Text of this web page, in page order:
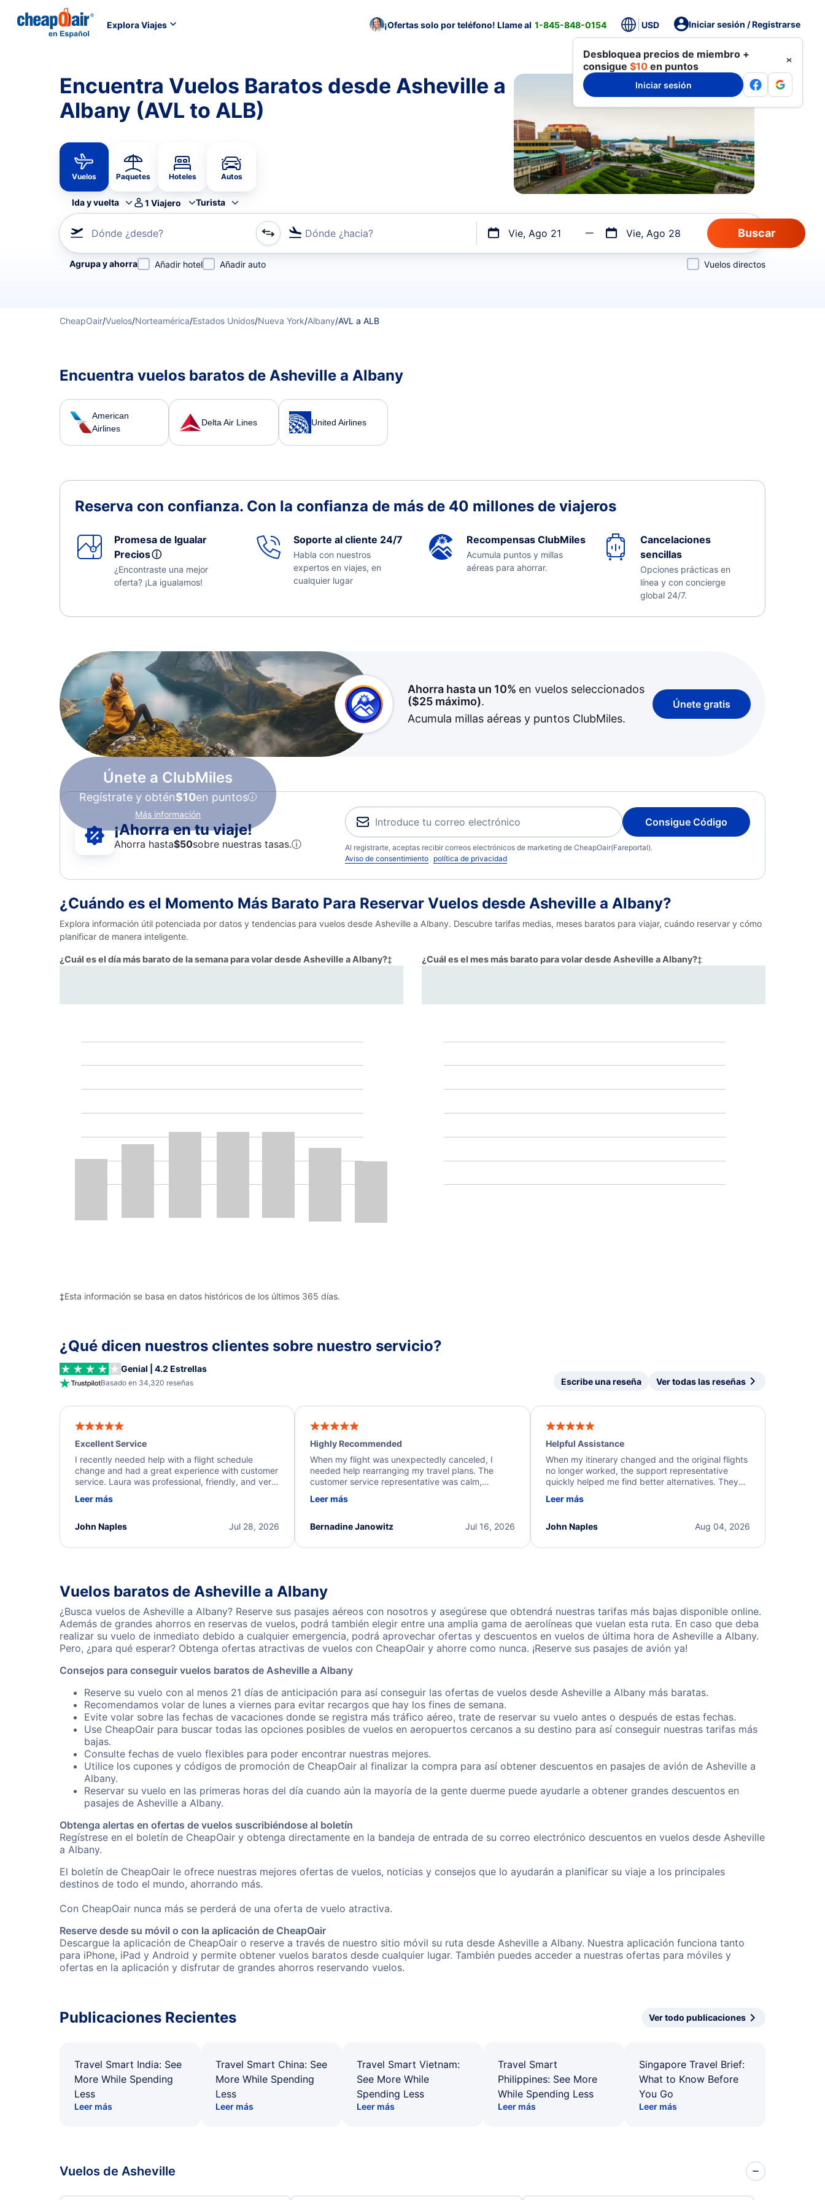
Explora Viajes ¡Ofertas solo por teléfono! Llame al 1-845-848-0154 USD Iniciar sesión / Registrarse
Desbloquea precios de miembro +
consigue $10 en puntos
Iniciar sesión
Encuentra Vuelos Baratos desde Asheville a
Albany (AVL to ALB)
Vuelos Paquetes Hoteles Autos
Ida y vuelta 1 Viajero Turista
Dónde ¿desde? Dónde ¿hacia? Vie, Ago 21 Vie, Ago 28
Refina tu búsqueda por aerolínea, por ciudad o aeropuerto o por vuelos directos
Agrupa y ahorra Añadir hotel Añadir auto Vuelos directos
CheapOair/Vuelos/Norteamérica/Estados Unidos/Nueva York/Albany/AVL a ALB
Encuentra vuelos baratos de Asheville a Albany
American
Airlines
Delta Air Lines United Airlines
Reserva con confianza. Con la confianza de más de 40 millones de viajeros
Promesa de Igualar
Preciosⓘ
¿Encontraste una mejor
oferta? ¡La igualamos!
Soporte al cliente 24/7
Habla con nuestros
expertos en viajes, en
cualquier lugar
Recompensas ClubMiles
Acumula puntos y millas
aéreas para ahorrar.
Cancelaciones
sencillas
Opciones prácticas en
línea y con concierge
global 24/7.
Únete a ClubMiles
Regístrate y obtén$10en puntos
Más información
Ahorra hasta un 10% en vuelos seleccionados
($25máximo).
Acumula millas aéreas y puntos ClubMiles.
Únete gratis
¡Ahorra en tu viaje!
Ahorra hasta$50sobre nuestras tasas.ⓘ
Consigue Código
Al registrarte, aceptas recibir correos electrónicos de marketing de CheapOair(Fareportal).
Aviso de consentimiento política de privacidad
¿Cuándo es el Momento Más Barato Para Reservar Vuelos desde Asheville a Albany?
Explora información útil potenciada por datos y tendencias para vuelos desde Asheville a Albany. Descubre tarifas medias, meses baratos para viajar, cuándo reservar y cómo
planificar de manera inteligente.
¿Cuál es el día más barato de la semana para volar desde Asheville a Albany?‡ ¿Cuál es el mes más barato para volar desde Asheville a Albany?‡
‡Esta información se basa en datos históricos de los últimos 365 días.
¿Qué dicen nuestros clientes sobre nuestro servicio?
Genial | 4.2 Estrellas
Basado en 34,320 reseñas Escribe una reseña Ver todas las reseñas
Excellent Service
I recently needed help with a flight schedule
change and had a great experience with customer
service. Laura was professional, friendly, and very
a solution and kept me informed of the next steps.
Leer más
Jul 28, 2026
John Naples
Highly Recommended
When my flight was unexpectedly canceled, I
needed help rearranging my travel plans. The
customer service representative was calm,
process. They quickly found alternative flight
I truly appreciate the excellent support and
Leer más
Jul 16, 2026
Bernadine Janowitz
Helpful Assistance
When my itinerary changed and the original flights
no longer worked, the support representative
quickly helped me find better alternatives. They
beyond to resolve the issue. I'm grateful for the
Leer más
Aug 04, 2026
John Naples
Vuelos baratos de Asheville a Albany
¿Busca vuelos de Asheville a Albany? Reserve sus pasajes aéreos con nosotros y asegúrese que obtendrá nuestras tarifas más bajas disponible online.
Además de grandes ahorros en reservas de vuelos, podrá también elegir entre una amplia gama de aerolíneas que vuelan esta ruta. En caso que deba
realizar su vuelo de inmediato debido a cualquier emergencia, podrá aprovechar ofertas y descuentos en vuelos de última hora de Asheville a Albany.
Pero, ¿para qué esperar? Obtenga ofertas atractivas de vuelos con CheapOair y ahorre como nunca. ¡Reserve sus pasajes de avión ya!
Consejos para conseguir vuelos baratos de Asheville a Albany
Reserve su vuelo con al menos 21 días de anticipación para así conseguir las ofertas de vuelos desde Asheville a Albany más baratas.
Recomendamos volar de lunes a viernes para evitar recargos que hay los fines de semana.
Evite volar sobre las fechas de vacaciones donde se registra más tráfico aéreo, trate de reservar su vuelo antes o después de estas fechas.
Use CheapOair para buscar todas las opciones posibles de vuelos en aeropuertos cercanos a su destino para así conseguir nuestras tarifas más
bajas.
Consulte fechas de vuelo flexibles para poder encontrar nuestras mejores.
Utilice los cupones y códigos de promoción de CheapOair al finalizar la compra para así obtener descuentos en pasajes de avión de Asheville a
Albany.
Reservar su vuelo en las primeras horas del día cuando aún la mayoría de la gente duerme puede ayudarle a obtener grandes descuentos en
pasajes de Asheville a Albany.
Obtenga alertas en ofertas de vuelos suscribiéndose al boletín
Regístrese en el boletín de CheapOair y obtenga directamente en la bandeja de entrada de su correo electrónico descuentos en vuelos desde Asheville
a Albany.
El boletín de CheapOair le ofrece nuestras mejores ofertas de vuelos, noticias y consejos que lo ayudarán a planificar su viaje a los principales
destinos de todo el mundo, ahorrando más.
Con CheapOair nunca más se perderá de una oferta de vuelo atractiva.
Reserve desde su móvil o con la aplicación de CheapOair
Descargue la aplicación de CheapOair o reserve a través de nuestro sitio móvil su ruta desde Asheville a Albany. Nuestra aplicación funciona tanto
para iPhone, iPad y Android y permite obtener vuelos baratos desde cualquier lugar. También puedes acceder a nuestras ofertas para móviles y
ofertas en la aplicación y disfrutar de grandes ahorros reservando vuelos.
Publicaciones Recientes Ver todo publicaciones
Travel Smart India: See
More While Spending
Less
Leer más
Travel Smart China: See
More While Spending
Less
Leer más
Travel Smart Vietnam:
See More While
Spending Less
Leer más
Travel Smart
Philippines: See More
While Spending Less
Leer más
Singapore Travel Brief:
What to Know Before
You Go
Leer más
Vuelos de Asheville